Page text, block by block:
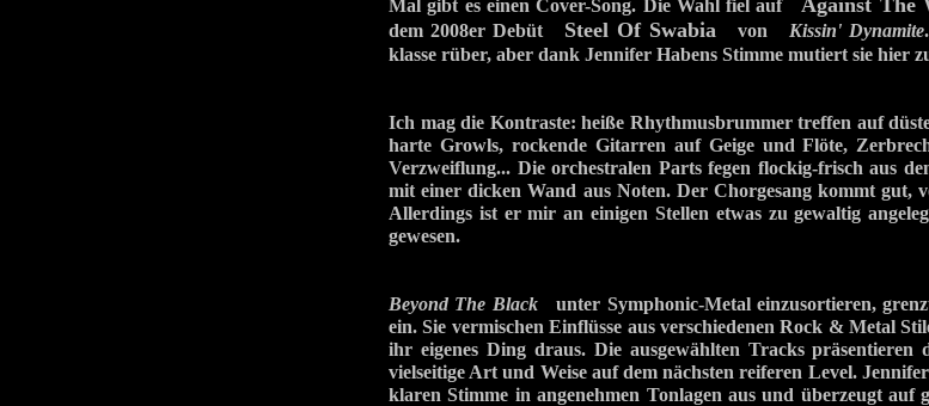
Mal gibt es einen Cover-Song. Die Wahl fiel auf Against The
dem 2008er Debüt Steel Of Swabia von Kissin' Dynamite
klasse rüber, aber dank Jennifer Habens Stimme mutiert sie hier
Ich mag die Kontraste: heiße Rhythmusbrummer treffen auf
harte Growls, rockende Gitarren auf Geige und Flöte,
Verzweiflung... Die orchestralen Parts fegen flockig-frisch aus
mit einer dicken Wand aus Noten. Der Chorgesang kommt gut,
Allerdings ist er mir an einigen Stellen etwas zu gewaltig
gewesen.
Beyond The Blackunter Symphonic-Metal einzusortieren,
ein. Sie vermischen Einflüsse aus verschiedenen Rock & Metal
ihr eigenes Ding draus. Die ausgewählten Tracks präsentieren
vielseitige Art und Weise auf dem nächsten reiferen Level.
klaren Stimme in angenehmen Tonlagen aus und überzeugt auf